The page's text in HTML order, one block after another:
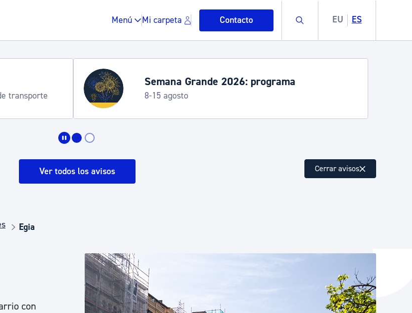
Menú Mi carpeta Contacto Buscar EU ES
Espacio público, residuos y medioambiente
Desarrollo económico y empleo
Igualdad, Derechos Humanos y convivencia
Servicio de tren interrumpido entre Hernani e
Irun
Entre el 25 de julio y 6 de septiembre
Ver todos los avisos Cerrar avisos
Egia
con